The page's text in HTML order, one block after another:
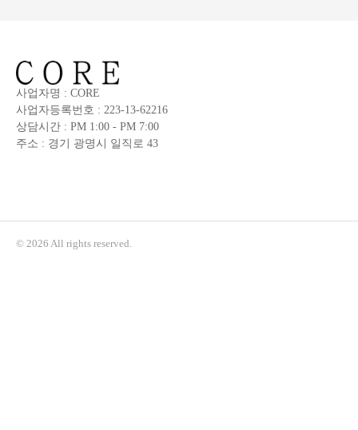
사업자명 : CORE
사업자등록번호 : 223-13-62216
상담시간 : PM 1:00 - PM 7:00
주소 : 경기 광명시 일직로 43
© 2026 All rights reserved.